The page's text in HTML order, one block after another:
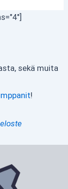
sekä muita
!